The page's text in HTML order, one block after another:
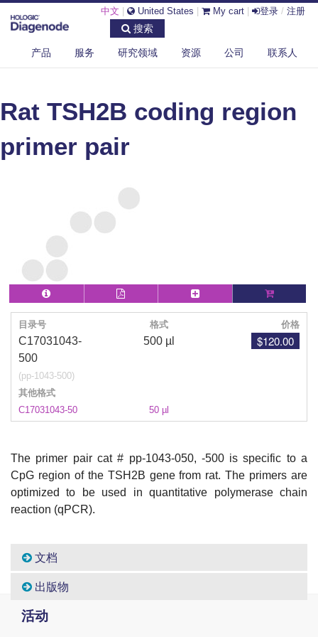
中文 United States My cart 登录 / 注册
搜索
产品 服务 研究领域 资源 公司 联系人
DIAGENODE.COM RAT RAT TSH2B CODING REGION PRIMER PAIR
Rat TSH2B coding region
primer pair
目录号 格式 价格
C17031043-
500
(pp-1043-500)
500 µl $120.00
其他格式
C17031043-50
50 µl
The primer pair cat # pp-1043-050, -500 is specific to a
CpG region of the TSH2B gene from rat. The primers are
optimized to be used in quantitative polymerase chain
reaction (qPCR).
文档
出版物
活动